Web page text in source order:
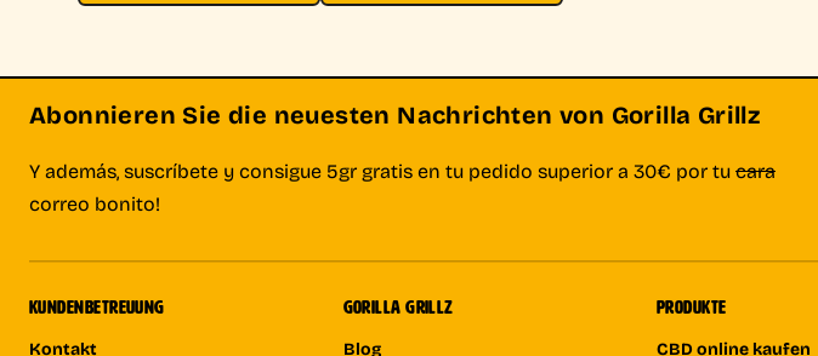
Abonnieren Sie die neuesten Nachrichten von Gorilla Grillz
Y además, suscríbete y consigue 5gr gratis en tu pedido superior a 30€ por tucara
correo bonito!
KUNDENBETREUUNG
Kontakt
GORILLA GRILLZ
Blog
PRODUKTE
CBD online kaufen